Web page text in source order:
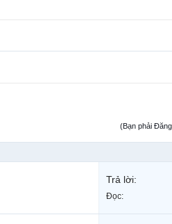
(Bạn phải
Trả lời:
Đọc: